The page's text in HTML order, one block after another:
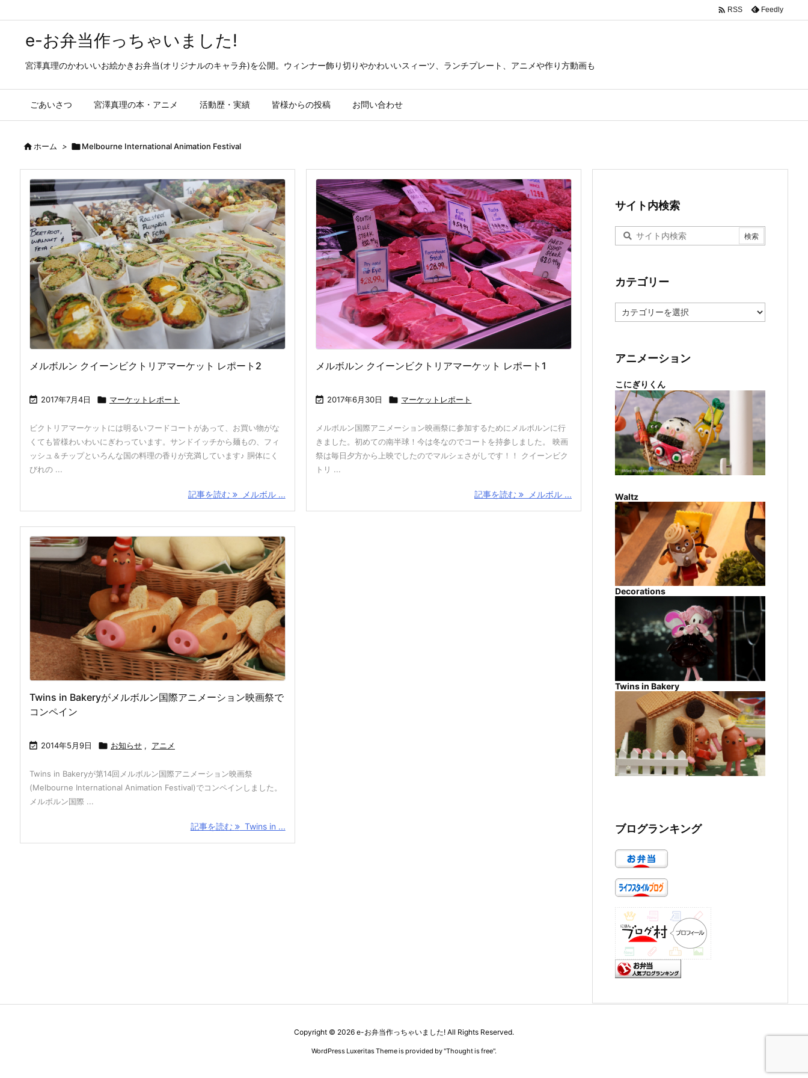
e-お弁当作っちゃいました!
宮澤真理のかわいいお絵かきお弁当(オリジナルのキャラ弁)を公開。ウィンナー飾り切りやかわいいスィーツ、ランチプレート、アニメや作り方動画も
ごあいさつ 宮澤真理の本・アニメ 活動歴・実績 皆様からの投稿 お問い合わせ
 RSS Feedly
ホーム > Melbourne International Animation Festival
メルボルン クイーンビクトリアマーケット レポート2
 2017年7月4日  マーケットレポート
ビクトリアマーケットには明るいフードコートがあって、お買い物がな
くても皆様わいわいにぎわっています。サンドイッチから麺もの、フィ
ッシュ＆チップといろんな国の料理の香りが充満しています♪ 胴体にく
びれの ...
記事を読む メルボル ...
メルボルン クイーンビクトリアマーケット レポート1
 2017年6月30日  マーケットレポート
メルボルン国際アニメーション映画祭に参加するためにメルボルンに行
きました。初めての南半球！今は冬なのでコートを持参しました。 映画
祭は毎日夕方から上映でしたのでマルシェさがしです！！ クイーンビク
トリ ...
記事を読む メルボル ...
Twins in Bakeryがメルボルン国際アニメーション映画祭で
コンペイン
 2014年5月9日  お知らせ , アニメ
Twins in Bakeryが第14回メルボルン国際アニメーション映画祭
(Melbourne International Animation Festival)でコンペインしました。
メルボルン国際 ...
記事を読む Twins in ...
サイト内検索
カテゴリー
テ
ー
アニメーション
こにぎりくん
Waltz
Decorations
Twins in Bakery
ブログランキング
Copyright © 2026 e-お弁当作っちゃいました! All Rights Reserved.
WordPress Luxeritas Theme is provided by "Thought is free".